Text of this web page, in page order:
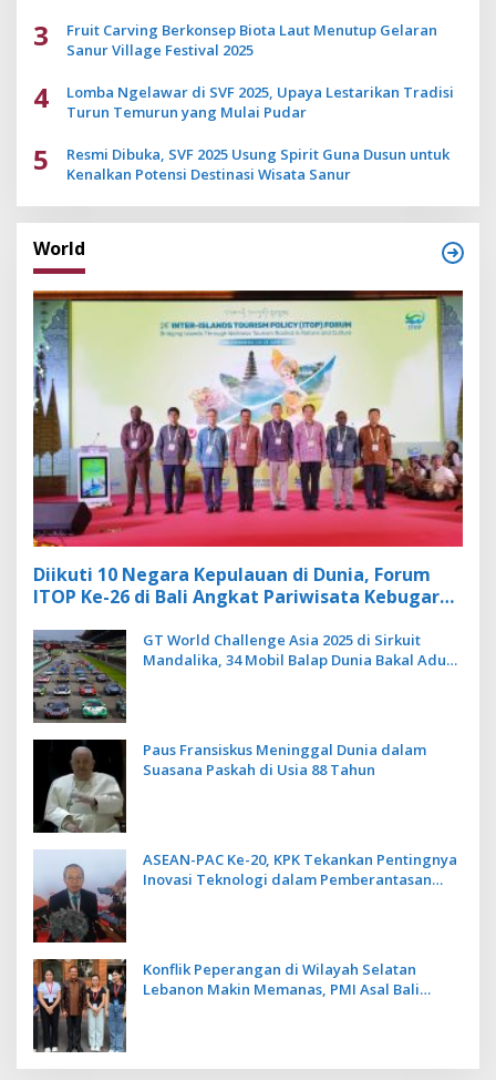
3
Fruit Carving Berkonsep Biota Laut Menutup Gelaran
Sanur Village Festival 2025
4
Lomba Ngelawar di SVF 2025, Upaya Lestarikan Tradisi
Turun Temurun yang Mulai Pudar
5
Resmi Dibuka, SVF 2025 Usung Spirit Guna Dusun untuk
Kenalkan Potensi Destinasi Wisata Sanur
World
Diikuti 10 Negara Kepulauan di Dunia, Forum
ITOP Ke-26 di Bali Angkat Pariwisata Kebugaran
GT World Challenge Asia 2025 di Sirkuit
Mandalika, 34 Mobil Balap Dunia Bakal Adu
Paus Fransiskus Meninggal Dunia dalam
Suasana Paskah di Usia 88 Tahun
ASEAN-PAC Ke-20, KPK Tekankan Pentingnya
Inovasi Teknologi dalam Pemberantasan
Konflik Peperangan di Wilayah Selatan
Lebanon Makin Memanas, PMI Asal Bali